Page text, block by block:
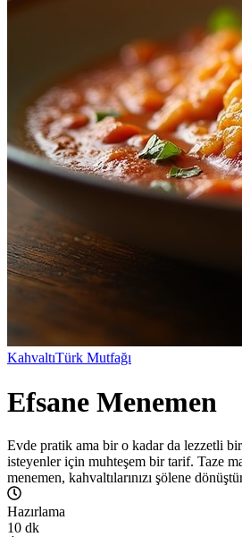
KahvaltıTürk Mutfağı
Efsane Menemen
Evde pratik ama bir o kadar da lezzetli
isteyenler için muhteşem bir tarif. Taze
menemen, kahvaltılarınızı şölene
Hazırlama
10 dk